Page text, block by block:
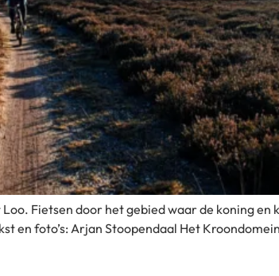
Fietsen door het gebied waar de koning en
en foto’s: Arjan Stoopendaal Het